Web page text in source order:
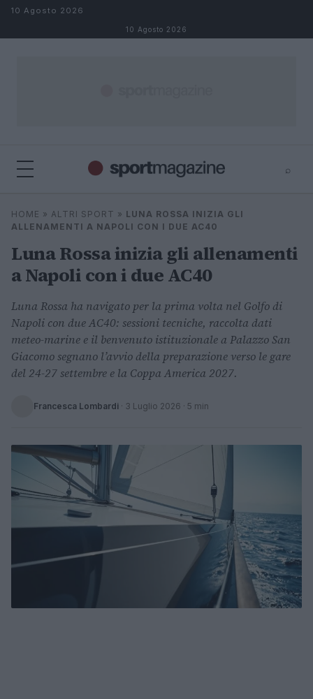
Salta al contenuto
10 Agosto 2026
10 Agosto 2026
⌕
Cerca
HOME » ALTRI SPORT » LUNA ROSSA INIZIA GLI
ALLENAMENTI A NAPOLI CON I DUE AC40
Luna Rossa inizia gli allenamenti
a Napoli con i due AC40
Luna Rossa ha navigato per la prima volta nel Golfo di
Napoli con due AC40: sessioni tecniche, raccolta dati
meteo-marine e il benvenuto istituzionale a Palazzo San
Giacomo segnano l’avvio della preparazione verso le gare
del 24-27 settembre e la Coppa America 2027.
Francesca Lombardi · 3 Luglio 2026 · 5 min